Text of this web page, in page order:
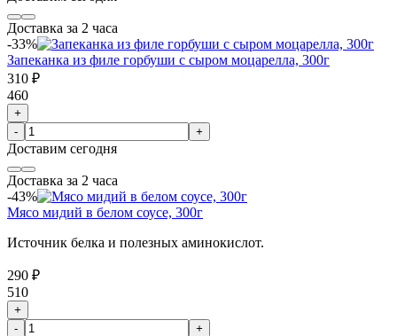
Доставка за 2 часа
-33%
Запеканка из филе горбуши с сыром моцарелла, 300г
310 ₽
460
+
-
+
Доставим сегодня
Доставка за 2 часа
-43%
Мясо мидий в белом соусе, 300г
Источник белка и полезных аминокислот.
290 ₽
510
+
-
+